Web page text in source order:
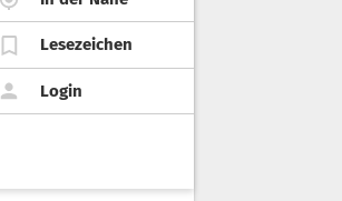
Lesezeichen
Login